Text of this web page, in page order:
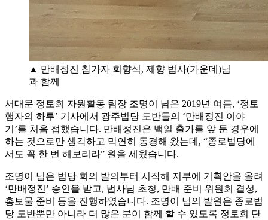
▲ 만배정진 참가자 회향식, 제향 법사(가운데)님
과 함께
서대문 정토회 자원활동 팀장 조명이 님은 2019년 여름, ‘정토
행자의 하루’ 기사에서 광주법당 도반들의 ‘만배정진 이야
기’를 처음 접했습니다. 만배정진은 백일 출가를 앞 둔 경우에
하는 것으로만 생각하고 막연히 동경해 왔는데, “종로법당에
서도 꼭 한 번 해보리라” 원을 세웠습니다.
조명이 님은 법당 회의 발의부터 시작해 지부에 기획안을 올려
‘만배정진’ 승인을 받고, 법사님 초청, 만배 준비 위원회 결성,
홍보물 준비 등을 진행하였습니다. 조명이 님의 발원은 종로법
당 도반뿐만 아니라 더 많은 분이 함께 할 수 있도록 정토회 단